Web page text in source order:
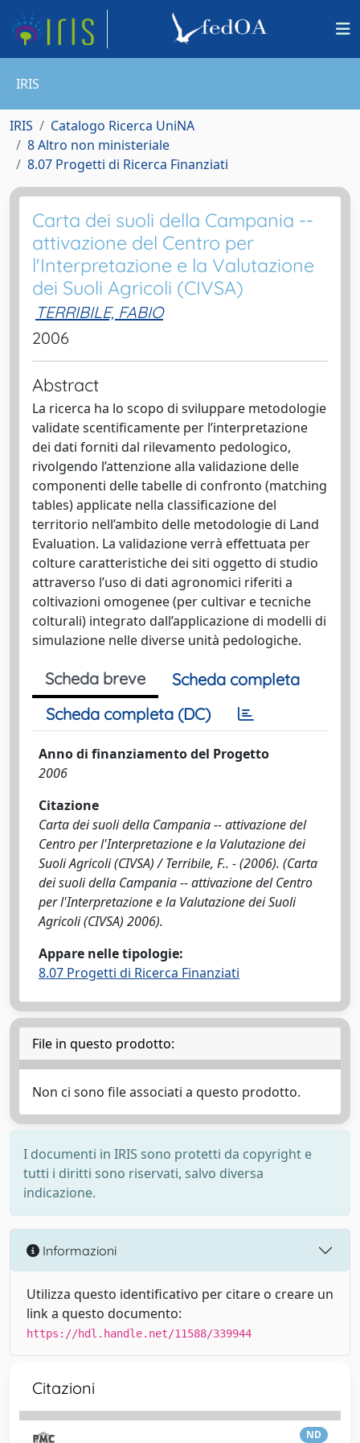
IRIS
IRIS
Catalogo Ricerca UniNA
8 Altro non ministeriale
8.07 Progetti di Ricerca Finanziati
Carta dei suoli della Campania --
attivazione del Centro per
l'Interpretazione e la Valutazione
dei Suoli Agricoli (CIVSA)
TERRIBILE, FABIO
2006
Abstract
La ricerca ha lo scopo di sviluppare metodologie
validate scentificamente per l’interpretazione
dei dati forniti dal rilevamento pedologico,
rivolgendo l’attenzione alla validazione delle
componenti delle tabelle di confronto (matching
tables) applicate nella classificazione del
territorio nell’ambito delle metodologie di Land
Evaluation. La validazione verrà effettuata per
colture caratteristiche dei siti oggetto di studio
attraverso l’uso di dati agronomici riferiti a
coltivazioni omogenee (per cultivar e tecniche
colturali) integrato dall’applicazione di modelli di
simulazione nelle diverse unità pedologiche.
Scheda breve
Scheda completa
Scheda completa (DC)
Anno di finanziamento del Progetto
2006
Citazione
Carta dei suoli della Campania -- attivazione del
Centro per l'Interpretazione e la Valutazione dei
Suoli Agricoli (CIVSA) / Terribile, F.. - (2006). (Carta
dei suoli della Campania -- attivazione del Centro
per l'Interpretazione e la Valutazione dei Suoli
Agricoli (CIVSA) 2006).
Appare nelle tipologie:
8.07 Progetti di Ricerca Finanziati
File in questo prodotto:
Non ci sono file associati a questo prodotto.
I documenti in IRIS sono protetti da copyright e
tutti i diritti sono riservati, salvo diversa
indicazione.
Informazioni
Utilizza questo identificativo per citare o creare un
link a questo documento:
https://hdl.handle.net/11588/339944
Citazioni
ND